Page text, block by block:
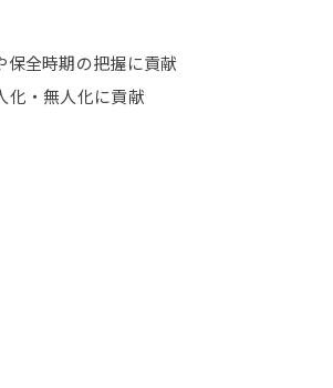
全時期の把握に貢献
化・無人化に貢献